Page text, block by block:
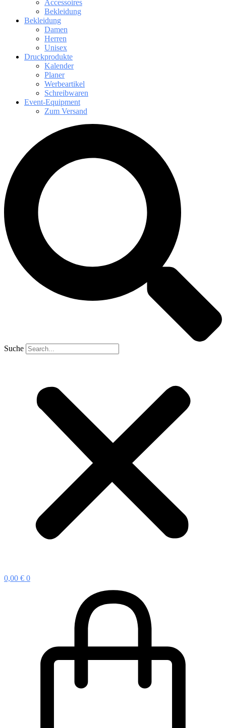
Accessoires
Bekleidung
Bekleidung
Damen
Herren
Unisex
Druckprodukte
Kalender
Planer
Werbeartikel
Schreibwaren
Event-Equipment
Zum Versand
Suche
0,00 € 0